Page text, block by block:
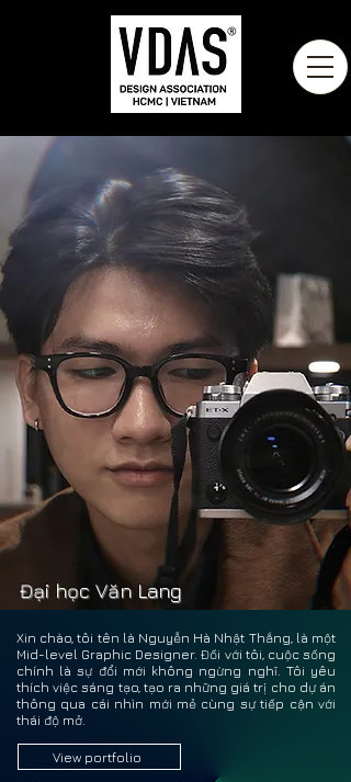
Đại học Văn Lang
Xin chào, tôi tên là Nguyễn Hà Nhật Thắng, là một
Mid-level Graphic Designer. Đối với tôi, cuộc sống
chính là sự đổi mới không ngừng nghĩ. Tôi yêu
thích việc sáng tạo, tạo ra những giá trị cho dự án
thông qua cái nhìn mới mẻ cùng sự tiếp cận với
thái độ mở.
View portfolio